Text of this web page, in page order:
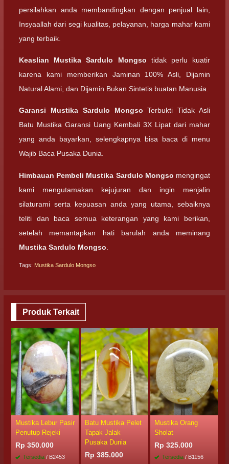
persilahkan anda membandingkan dengan penjual lain,
Insyaallah dari segi kualitas, pelayanan, harga mahar kami
yang terbaik.
Keaslian Mustika Sardulo Mongso tidak perlu kuatir
karena kami memberikan Jaminan 100% Asli, Dijamin
Natural Alami, dan Dijamin Bukan Sintetis buatan Manusia.
Garansi Mustika Sardulo Mongso Terbukti Tidak Asli
Batu Mustika Garansi Uang Kembali 3X Lipat dari mahar
yang anda bayarkan, selengkapnya bisa baca di menu
Wajib Baca Pusaka Dunia.
Himbauan Pembeli Mustika Sardulo Mongso mengingat
kami mengutamakan kejujuran dan ingin menjalin
silaturami serta kepuasan anda yang utama, sebaiknya
teliti dan baca semua keterangan yang kami berikan,
setelah memantapkan hati barulah anda meminang
Mustika Sardulo Mongso
Tags: Mustika Sardulo Mongso
Produk Terkait
Mustika Lebur Pasir
Penutup Rejeki
Rp 350.000
Tersedia / B2453
Batu Mustika Pelet
Tapak Jalak
Pusaka Dunia
Rp 385.000
Mustika Orang
Sholat
Rp 325.000
Tersedia / B1156